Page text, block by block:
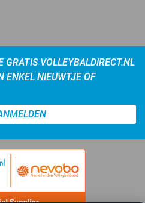
GRATIS VOLLEYBALDIRECT.NL
ENKEL NIEUWTJE OF